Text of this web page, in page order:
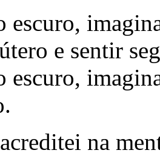
escuro,
e sentir
escuro,
na